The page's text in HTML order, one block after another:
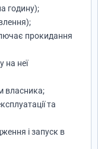
годину);
прокидання
на неї
власника;
та
і запуск в